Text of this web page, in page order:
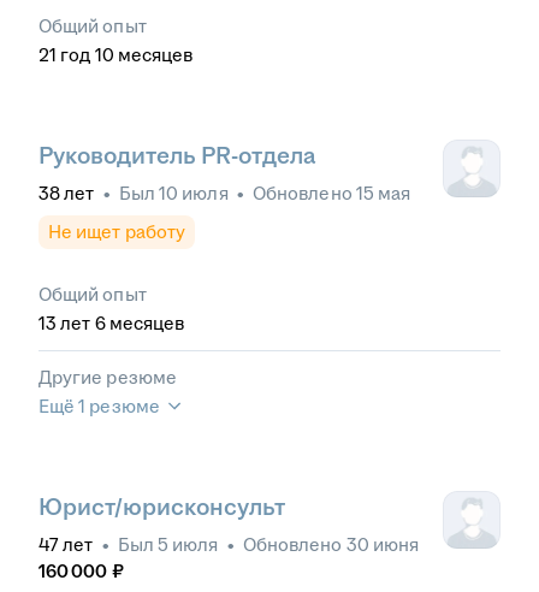
Общий опыт
21 год 10 месяцев
Руководитель PR-отдела
38лет • Был 10 июля • Обновлено 15 мая
Не ищет работу
Общий опыт
13 лет 6 месяцев
Другие резюме
Ещё 1 резюме
Юрист/юрисконсульт
47лет • Был 5 июля • Обновлено 30 июня
160 000 ₽